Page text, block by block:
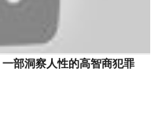
部洞察人性的高智商犯罪